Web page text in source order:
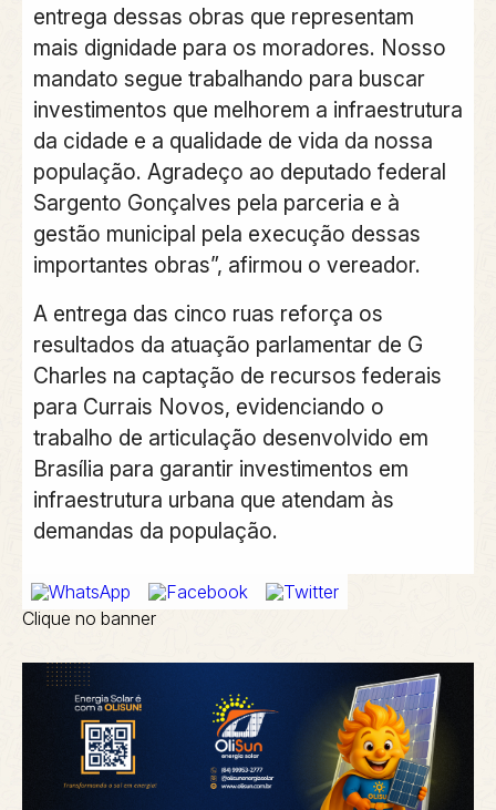
entrega dessas obras que representam
mais dignidade para os moradores. Nosso
mandato segue trabalhando para buscar
investimentos que melhorem a infraestrutura
da cidade e a qualidade de vida da nossa
população. Agradeço ao deputado federal
Sargento Gonçalves pela parceria e à
gestão municipal pela execução dessas
importantes obras”, afirmou o vereador.
A entrega das cinco ruas reforça os
resultados da atuação parlamentar de G
Charles na captação de recursos federais
para Currais Novos, evidenciando o
trabalho de articulação desenvolvido em
Brasília para garantir investimentos em
infraestrutura urbana que atendam às
demandas da população.
Clique no banner